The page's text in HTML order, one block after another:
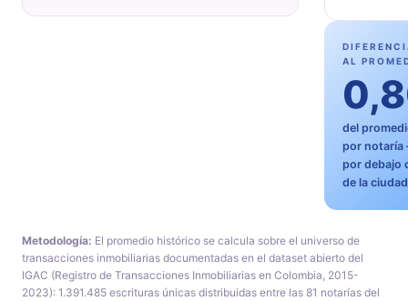
AL
del
por
por debajo
de la
Metodología: El promedio histórico se calcula sobre el universo de
transacciones inmobiliarias documentadas en el dataset abierto del
IGAC (Registro de Transacciones Inmobiliarias en Colombia, 2015-
2023): 1.391.485 escrituras únicas distribuidas entre las 81 notarías del